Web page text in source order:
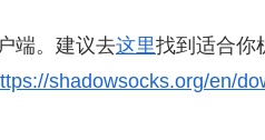
端。建议去这里找到适合你
shadowsocks.org/en/